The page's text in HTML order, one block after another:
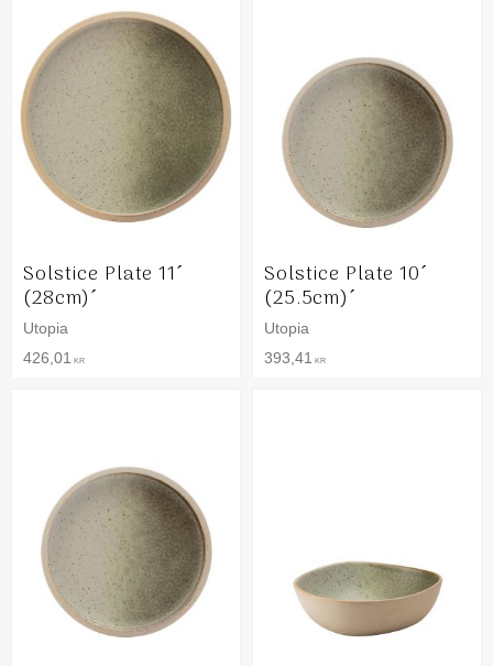
Solstice Plate 11´
(28cm)´
Utopia
426,01
KR
Solstice Plate 10´
(25.5cm)´
Utopia
393,41
KR